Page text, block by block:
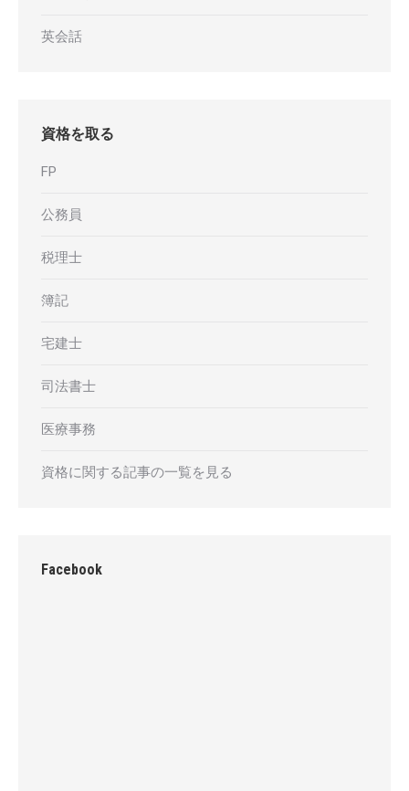
英会話
資格を取る
FP
公務員
税理士
簿記
宅建士
司法書士
医療事務
資格に関する記事の一覧を見る
Facebook